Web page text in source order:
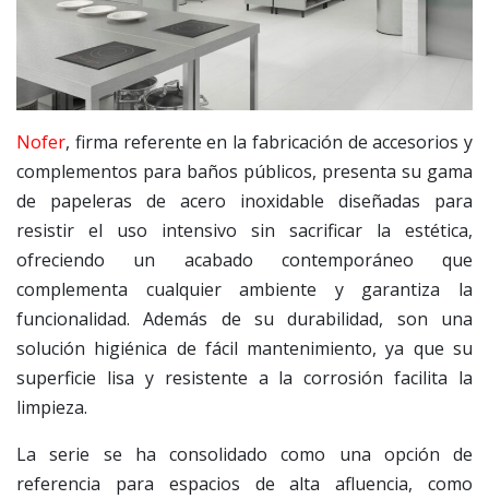
Nofer, firma referente en la fabricación de accesorios y
complementos para baños públicos, presenta su gama
de papeleras de acero inoxidable diseñadas para
resistir el uso intensivo sin sacrificar la estética,
ofreciendo un acabado contemporáneo que
complementa cualquier ambiente y garantiza la
funcionalidad. Además de su durabilidad, son una
solución higiénica de fácil mantenimiento, ya que su
superficie lisa y resistente a la corrosión facilita la
limpieza.
La serie se ha consolidado como una opción de
referencia para espacios de alta afluencia, como